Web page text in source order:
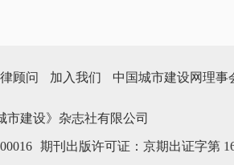
顾问 加入我们 中国城市建设网理事
市建设》杂志社有限公司
期刊出版许可证：京期出证字第